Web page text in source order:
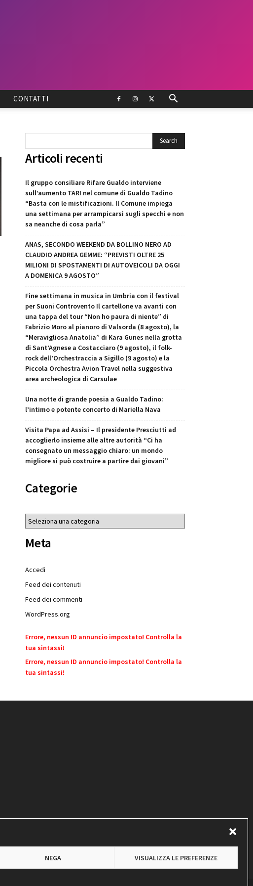
NEGA VISUALIZZA LE PREFERENZE
CONTATTI
Articoli recenti
Il gruppo consiliare Rifare Gualdo interviene
sull’aumento TARI nel comune di Gualdo Tadino
“Basta con le mistificazioni. Il Comune impiega
una settimana per arrampicarsi sugli specchi e non
sa neanche di cosa parla”
ANAS, SECONDO WEEKEND DA BOLLINO NERO AD
CLAUDIO ANDREA GEMME: “PREVISTI OLTRE 25
MILIONI DI SPOSTAMENTI DI AUTOVEICOLI DA OGGI
A DOMENICA 9 AGOSTO”
Fine settimana in musica in Umbria con il festival
per Suoni Controvento Il cartellone va avanti con
una tappa del tour “Non ho paura di niente” di
Fabrizio Moro al pianoro di Valsorda (8 agosto), la
“Meravigliosa Anatolia” di Kara Gunes nella grotta
di Sant’Agnese a Costacciaro (9 agosto), il folk-
rock dell’Orchestraccia a Sigillo (9 agosto) e la
Piccola Orchestra Avion Travel nella suggestiva
area archeologica di Carsulae
Una notte di grande poesia a Gualdo Tadino:
l’intimo e potente concerto di Mariella Nava
Visita Papa ad Assisi – Il presidente Presciutti ad
accoglierlo insieme alle altre autorità “Ci ha
consegnato un messaggio chiaro: un mondo
migliore si può costruire a partire dai giovani”
Categorie
Categorie
Meta
Accedi
Feed dei contenuti
Feed dei commenti
WordPress.org
Errore, nessun ID annuncio impostato! Controlla la
tua sintassi!
Errore, nessun ID annuncio impostato! Controlla la
tua sintassi!